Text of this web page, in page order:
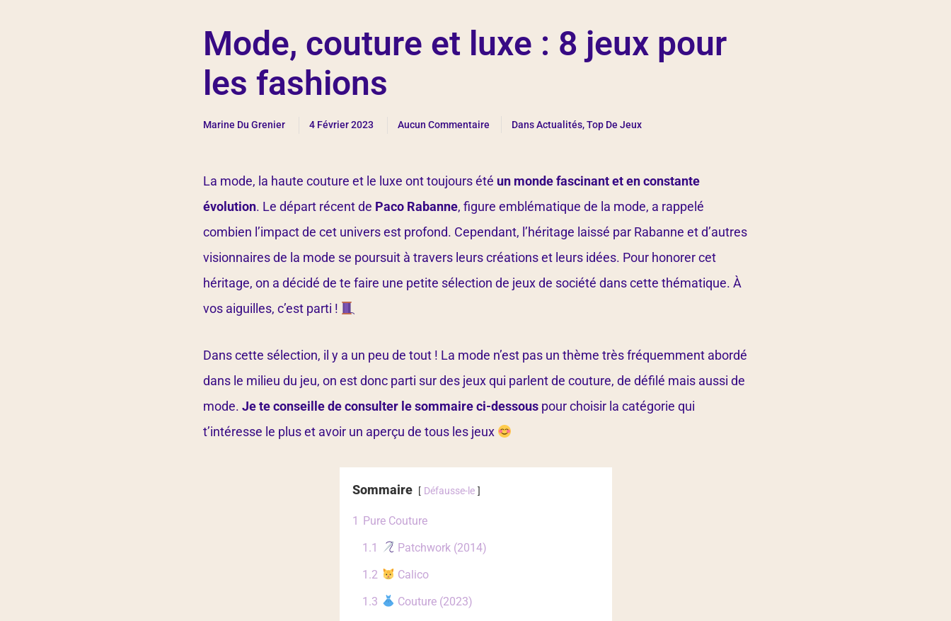
Mode, couture et luxe : 8 jeux pour
les fashions
Marine Du Grenier 4 Février 2023 Aucun Commentaire DansActualités,Top De Jeux
La mode, la haute couture et le luxe ont toujours été un monde fascinant et en constante
évolution. Le départ récent de Paco Rabanne, figure emblématique de la mode, a rappelé
combien l’impact de cet univers est profond. Cependant, l’héritage laissé par Rabanne et d’autres
visionnaires de la mode se poursuit à travers leurs créations et leurs idées. Pour honorer cet
héritage, on a décidé de te faire une petite sélection de jeux de société dans cette thématique. À
vos aiguilles, c’est parti !
Dans cette sélection, il y a un peu de tout ! La mode n’est pas un thème très fréquemment abordé
dans le milieu du jeu, on est donc parti sur des jeux qui parlent de couture, de défilé mais aussi de
mode. Je te conseille de consulter le sommaire ci-dessous pour choisir la catégorie qui
t’intéresse le plus et avoir un aperçu de tous les jeux
Sommaire Défausse-le
1 Pure Couture
1.1
Patchwork (2014)
1.2
Calico
1.3
Couture (2023)